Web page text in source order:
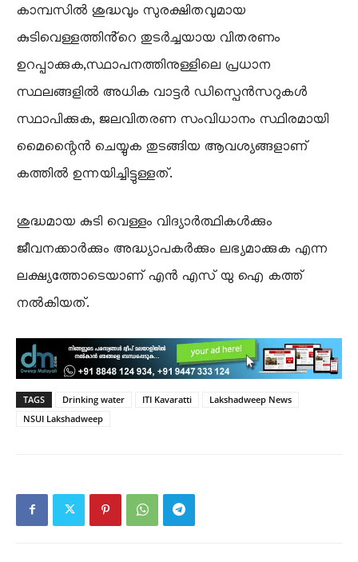
കാമ്പസിൽ ശുദ്ധവും സുരക്ഷിതവുമായ
കുടിവെള്ളത്തിൻ്റെ തുടർച്ചയായ വിതരണം
ഉറപ്പാക്കുക,സ്ഥാപനത്തിനുള്ളിലെ പ്രധാന
സ്ഥലങ്ങളിൽ അധിക വാട്ടർ ഡിസ്പെൻസറുകൾ
സ്ഥാപിക്കുക, ജലവിതരണ സംവിധാനം സ്ഥിരമായി
മൈന്റൈൻ ചെയ്യുക തുടങ്ങിയ ആവശ്യങ്ങളാണ്
കത്തിൽ ഉന്നയിച്ചിട്ടുള്ളത്.
ശുദ്ധമായ കുടി വെള്ളം വിദ്യാർത്ഥികൾക്കും
ജീവനക്കാർക്കും അദ്ധ്യാപകർക്കും ലഭ്യമാക്കുക എന്ന
ലക്ഷ്യത്തോടെയാണ് എൻ എസ് യു ഐ കത്ത്
നൽകിയത്.
TAGS Drinking water ITI Kavaratti
Lakshadweep News
NSUI Lakshadweep